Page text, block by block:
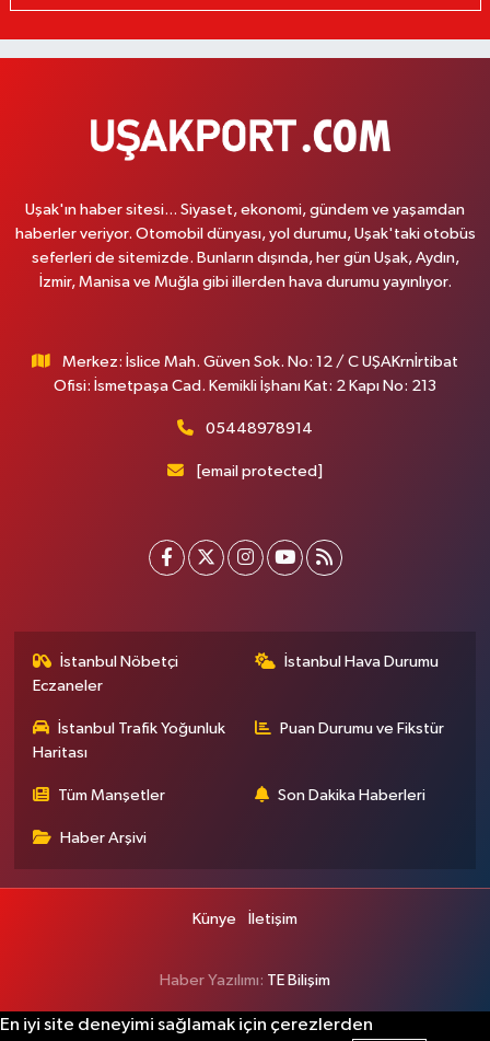
Uşak'ın haber sitesi... Siyaset, ekonomi, gündem ve yaşamdan
haberler veriyor. Otomobil dünyası, yol durumu, Uşak'taki otobüs
seferleri de sitemizde. Bunların dışında, her gün Uşak, Aydın,
İzmir, Manisa ve Muğla gibi illerden hava durumu yayınlıyor.
Merkez: İslice Mah. Güven Sok. No: 12 / C UŞAKrnİrtibat
Ofisi: İsmetpaşa Cad. Kemikli İşhanı Kat: 2 Kapı No: 213
05448978914
[email protected]
İstanbul Nöbetçi
Eczaneler
İstanbul Hava Durumu
İstanbul Trafik Yoğunluk
Haritası
Puan Durumu ve Fikstür
Tüm Manşetler Son Dakika Haberleri
Haber Arşivi
Künye İletişim
Haber Yazılımı: TE Bilişim
En iyi site deneyimi sağlamak için çerezlerden